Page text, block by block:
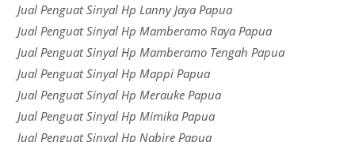
Jual Penguat Sinyal Hp Lanny Jaya Papua
Jual Penguat Sinyal Hp Mamberamo Raya Papua
Jual Penguat Sinyal Hp Mamberamo Tengah Papua
Jual Penguat Sinyal Hp Mappi Papua
Jual Penguat Sinyal Hp Merauke Papua
Jual Penguat Sinyal Hp Mimika Papua
Jual Penguat Sinyal Hp Nabire Papua